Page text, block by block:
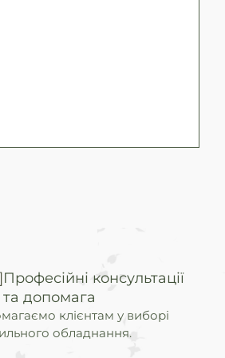
Професійні консультації
та допомага
клієнтам у виборі
обладнання.